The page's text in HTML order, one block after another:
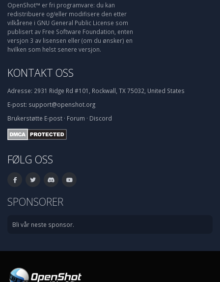
OpenShot™ er fri programvare: du kan
redistribuere og/eller modifisere den etter
vilkårene i GNU General Public License som
publisert av Free Software Foundation, enten
versjon 3 av lisensen eller (om du ønsker) en
hvilken som helst senere versjon.
KONTAKT OSS
Adresse: 2931 Ridge Rd #101, Rockwall, TX 75032, United States
E-post: support@openshot.org
Brukerstøtte E-post · Forum · Discord
FØLG OSS
SPONSORER
Bli vår neste sponsor.